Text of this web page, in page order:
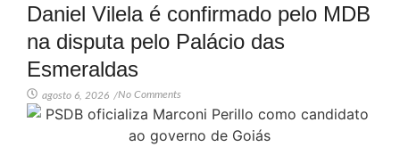
Daniel Vilela é confirmado pelo MDB
na disputa pelo Palácio das
Esmeraldas
agosto 6, 2026 /No Comments